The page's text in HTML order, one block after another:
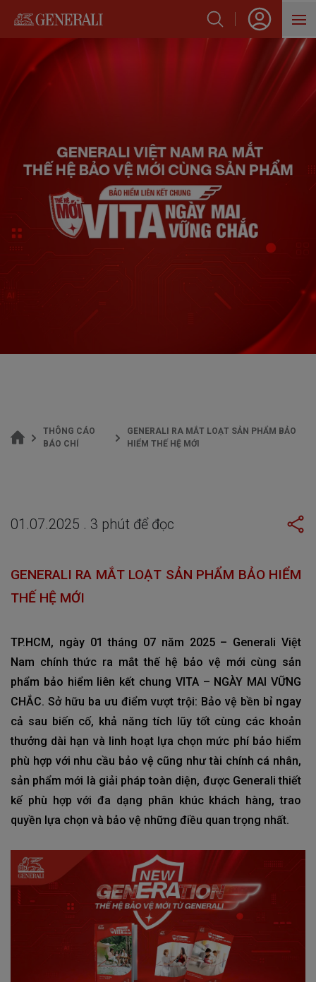
SẢN PHẨM
HỖ TRỢ KHÁCH HÀNG
VỀ TRANG CHỦ
GENERALI RA MẮT LOẠT
THÔNG CÁO
BÁO CHÍ
GENERALI RA MẮT LOẠT SẢN PHẨM BẢO
HIỂM THẾ HỆ MỚI
01.07.2025 . 3 phút để đọc
GENERALI RA MẮT LOẠT SẢN PHẨM BẢO HIỂM
THẾ HỆ MỚI
TP.HCM, ngày 01 tháng 07 năm 2025 – Generali Việt
Nam chính thức ra mắt thế hệ bảo vệ mới cùng sản
phẩm bảo hiểm liên kết chung VITA – NGÀY MAI VỮNG
CHẮC. Sở hữu ba ưu điểm vượt trội: Bảo vệ bền bỉ ngay
cả sau biến cố, khả năng tích lũy tốt cùng các khoản
thưởng dài hạn và linh hoạt lựa chọn mức phí bảo hiểm
phù hợp với nhu cầu bảo vệ cũng như tài chính cá nhân,
sản phẩm mới là giải pháp toàn diện, được Generali thiết
kế phù hợp với đa dạng phân khúc khách hàng, trao
quyền lựa chọn và bảo vệ những điều quan trọng nhất.